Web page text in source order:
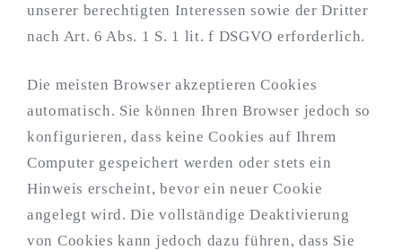
unserer berechtigten Interessen sowie der Dritter
nach Art. 6 Abs. 1 S. 1 lit. f DSGVO erforderlich.
Die meisten Browser akzeptieren Cookies
automatisch. Sie können Ihren Browser jedoch so
konfigurieren, dass keine Cookies auf Ihrem
Computer gespeichert werden oder stets ein
Hinweis erscheint, bevor ein neuer Cookie
angelegt wird. Die vollständige Deaktivierung
von Cookies kann jedoch dazu führen, dass Sie